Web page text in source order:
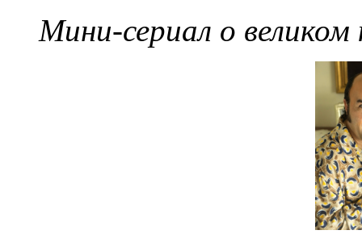
Мини-сериал о великом